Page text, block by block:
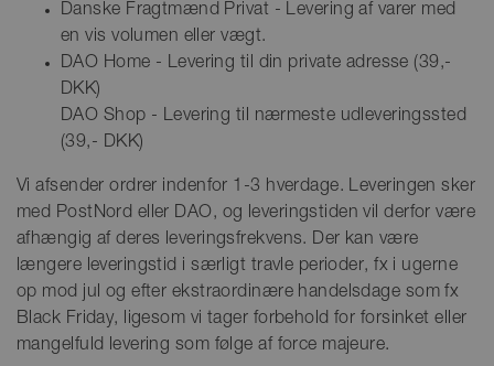
Danske Fragtmænd Privat - Levering af varer med
en vis volumen eller vægt.
DAO Home - Levering til din private adresse (39,-
DKK)
DAO Shop - Levering til nærmeste udleveringssted
(39,- DKK)
Vi afsender ordrer indenfor 1-3 hverdage. Leveringen sker
med PostNord eller DAO, og leveringstiden vil derfor være
afhængig af deres leveringsfrekvens. Der kan være
længere leveringstid i særligt travle perioder, fx i ugerne
op mod jul og efter ekstraordinære handelsdage som fx
Black Friday, ligesom vi tager forbehold for forsinket eller
mangelfuld levering som følge af force majeure.